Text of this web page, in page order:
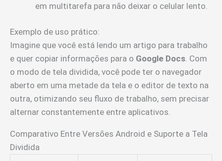
em multitarefa para não deixar o celular lento.
Exemplo de uso prático:
Imagine que você está lendo um artigo para trabalho
e quer copiar informações para o Google Docs. Com
o modo de tela dividida, você pode ter o navegador
aberto em uma metade da tela e o editor de texto na
outra, otimizando seu fluxo de trabalho, sem precisar
alternar constantemente entre aplicativos.
Comparativo Entre Versões Android e Suporte a Tela
Dividida